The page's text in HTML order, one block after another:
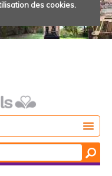
des cookies.